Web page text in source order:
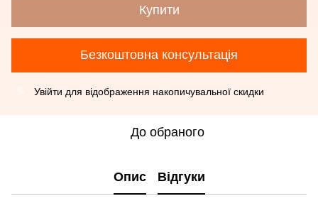
Купити
Безкоштовна консультація
Увійти для відображення накопичувальної скидки
До обраного
Опис Відгуки